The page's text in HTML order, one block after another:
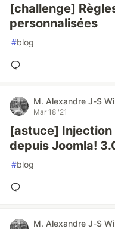
[challenge]
personnalisées
#blog
M. Alexandre J-S
Mar 18 '21
[astuce]
depuis Joomla!
#blog
M. Alexandre J-S